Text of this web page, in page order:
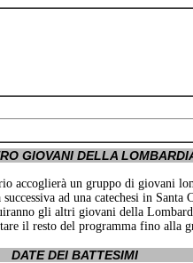
GIOVANI DELLA
accoglierà un gruppo di giovani
ad una catechesi in Santa
gli altri giovani della
il resto del programma fino alla
DATE DEI BATTESIMI